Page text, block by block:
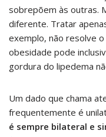
sobrepõem às outras.
diferente. Tratar
exemplo, não resolve
obesidade pode
gordura do lipedema
Um dado que chama
frequentemente é
é sempre bilateral e